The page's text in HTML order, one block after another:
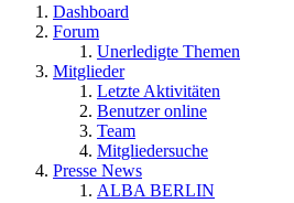
Dashboard
Forum
Unerledigte Themen
Mitglieder
Letzte Aktivitäten
Benutzer online
Team
Mitgliedersuche
Presse News
ALBA BERLIN